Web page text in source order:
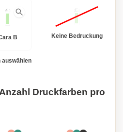
B Keine Bedruckung
auswählen
Druckfarben pro